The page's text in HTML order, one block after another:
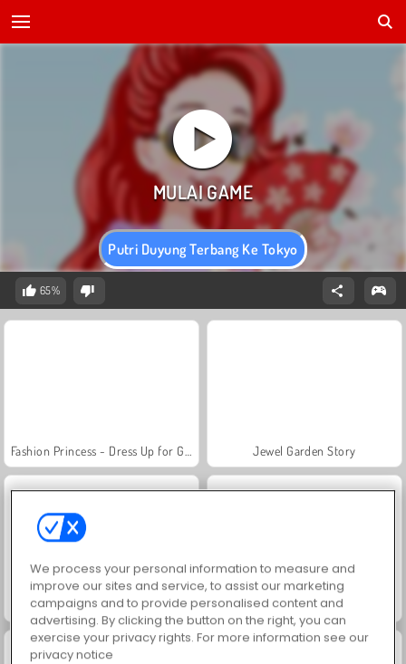
Putri Duyung Terbang Ke Tokyo
65%
Jewel Garden Story
Farm Merge Valley Masha and the Bear: Meadows
We process your personal information to measure and
improve our sites and service, to assist our marketing
campaigns and to provide personalised content and
advertising. By clicking the button on the right, you can
exercise your privacy rights. For more information see our
privacy notice